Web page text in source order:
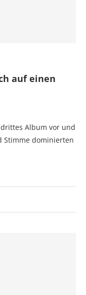
auf einen
drittes Album vor und
Stimme dominierten